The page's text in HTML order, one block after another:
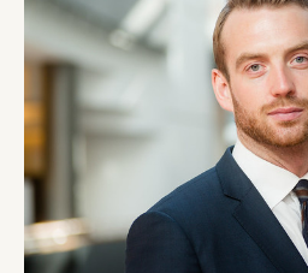
spännande personer som
dagen.